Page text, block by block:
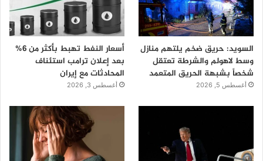
السويد: حريق ضخم يلتهم منازل
وسط لاهولم والشرطة تعتقل
شخصاً بشبهة الحريق المتعمد
أغسطس 5, 2026
أسعار النفط تهبط بأكثر من 6%
بعد إعلان ترامب استئناف
المحادثات مع إيران
أغسطس 3, 2026